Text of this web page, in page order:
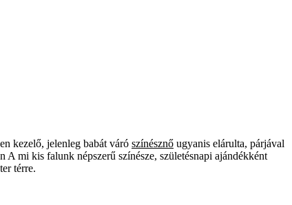
kezelő, jelenleg babát váró színésznő ugyanis elárulta, párjával
A mi kis falunk népszerű színésze, születésnapi ajándékként
térre.